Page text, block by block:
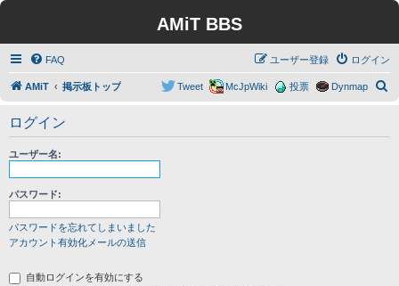
AMiT BBS
FAQ ログイン
ユーザー登録
AMiT 掲示板トップ Dynmap
投票
McJpWiki
Tweet
ログイン
ユーザー名:
パスワード:
パスワードを忘れてしまいました
アカウント有効化メールの送信
自動ログインを有効にする